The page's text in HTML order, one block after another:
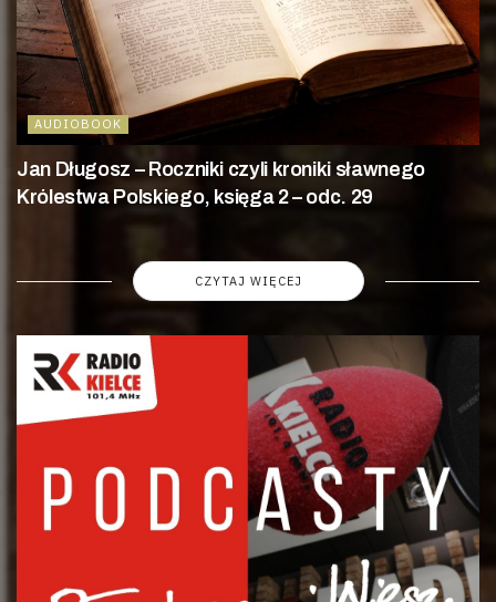
AUDIOBOOK
Jan Długosz – Roczniki czyli kroniki sławnego
Królestwa Polskiego, księga 2 – odc. 29
CZYTAJ WIĘCEJ